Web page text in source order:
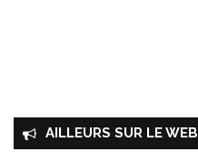
AILLEURS SUR LE WEB